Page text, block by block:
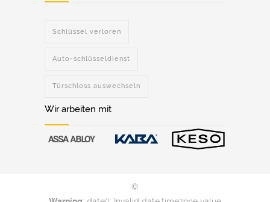
Schlüssel verloren
Auto-schlüsseldienst
Türschloss auswechseln
Wir arbeiten mit
©